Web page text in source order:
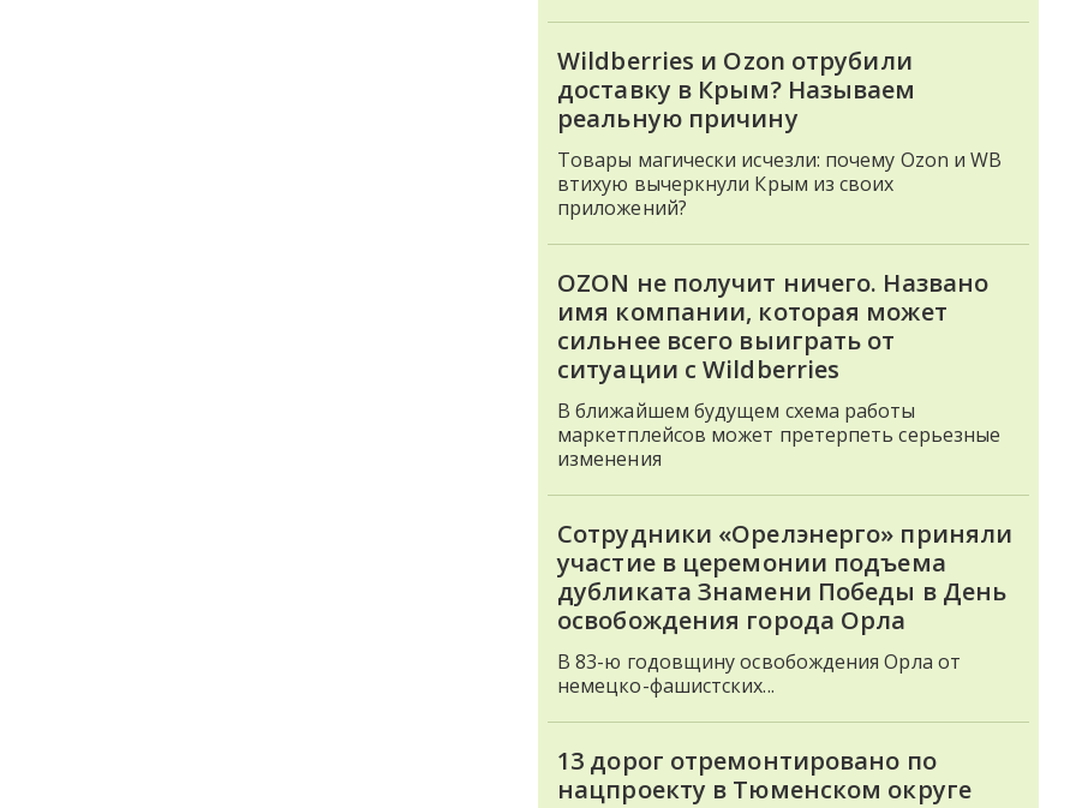
Wildberries и Ozon отрубили
доставку в Крым? Называем
реальную причину
Товары магически исчезли: почему Ozon и WB
втихую вычеркнули Крым из своих
приложений?
OZON не получит ничего. Названо
имя компании, которая может
сильнее всего выиграть от
ситуации с Wildberries
В ближайшем будущем схема работы
маркетплейсов может претерпеть серьезные
изменения
Сотрудники «Орелэнерго» приняли
участие в церемонии подъема
дубликата Знамени Победы в День
освобождения города Орла
В 83-ю годовщину освобождения Орла от
немецко-фашистских...
13 дорог отремонтировано по
нацпроекту в Тюменском округе